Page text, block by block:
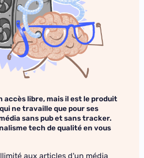
accès libre, mais il est le produit
ne travaille que pour ses
sans pub et sans tracker.
tech de qualité en vous
aux articles d'un média